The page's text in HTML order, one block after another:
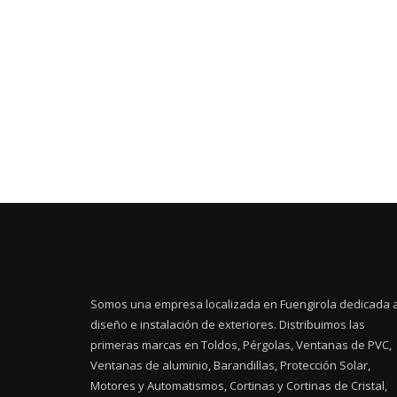
Somos una empresa localizada en Fuengirola dedicada
diseño e instalación de exteriores. Distribuimos las
primeras marcas en Toldos, Pérgolas, Ventanas de PVC,
Ventanas de aluminio, Barandillas, Protección Solar,
Motores y Automatismos, Cortinas y Cortinas de Cristal,